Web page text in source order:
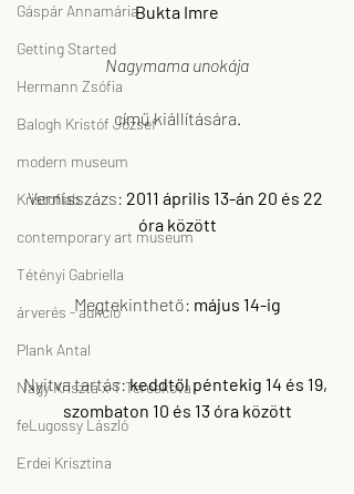
Gáspár Annamária
Getting Started
Hermann Zsófia
Balogh Kristóf József
modern museum
Kristoflab
contemporary art museum
Tétényi Gabriella
árverés - aukció
Plank Antal
Nagy Kriszta x-T Tereskova
feLugossy László
Erdei Krisztina
Bukta Imre
Nagymama unokája
című kiállítására.
Vernisszázs: 2011 április 13-án 20 és 22
óra között
Megtekinthető: május 14-ig
Nyitva tartás: keddtől péntekig 14 és 19,
szombaton 10 és 13 óra között